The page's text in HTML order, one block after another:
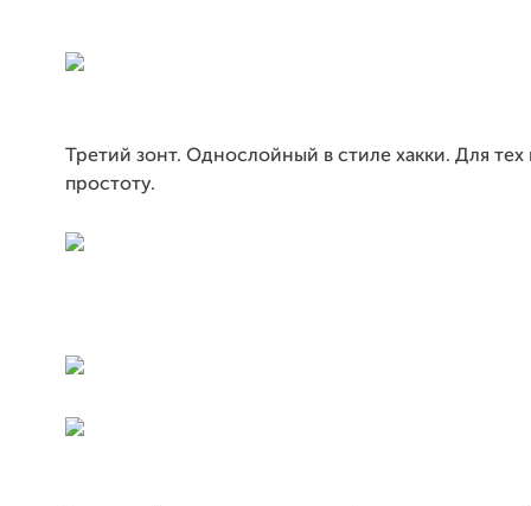
Третий зонт. Однослойный в стиле хакки. Для
простоту.